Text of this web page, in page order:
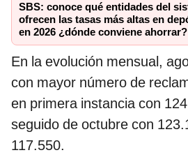
SBS: conoce qué entidades del
ofrecen las tasas más altas en
en 2026 ¿dónde conviene ahorrar?
En la evolución mensual,
con mayor número de
en primera instancia con
seguido de octubre con
117.550.